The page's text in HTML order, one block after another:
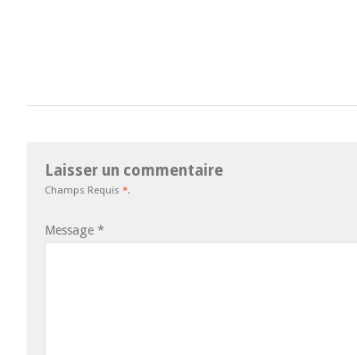
Laisser un commentaire
Champs Requis *.
Message *